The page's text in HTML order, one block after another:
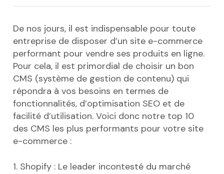
De nos jours, il est indispensable pour toute
entreprise de disposer d’un site e-commerce
performant pour vendre ses produits en ligne.
Pour cela, il est primordial de choisir un bon
CMS (système de gestion de contenu) qui
répondra à vos besoins en termes de
fonctionnalités, d’optimisation SEO et de
facilité d’utilisation. Voici donc notre top 10
des CMS les plus performants pour votre site
e-commerce :
1. Shopify : Le leader incontesté du marché